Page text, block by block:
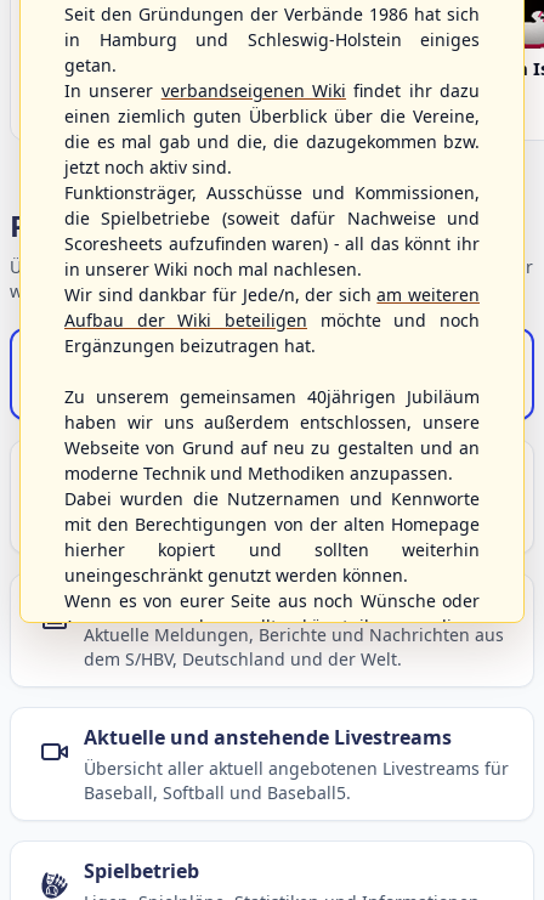
Bargenstedt
Beavers
Fehmarn
Portalbereiche
Übersicht der Verbandsbereiche – wählen Sie einen Einstieg für
weiterführende Informationen.
S/HBV-Shop
Der Onlineshop des S/HBV
Unser Sport
Grundlagen und Hintergründe zu Baseball, Softball
und Baseball5.
Berichte und Neuigkeiten
Aktuelle Meldungen, Berichte und Nachrichten aus
dem S/HBV, Deutschland und der Welt.
Aktuelle und anstehende Livestreams
Übersicht aller aktuell angebotenen Livestreams für
Baseball, Softball und Baseball5.
Spielbetrieb
Seit den Gründungen der Verbände 1986 hat sich
in Hamburg und Schleswig-Holstein einiges
getan.
In unserer verbandseigenen Wiki findet ihr dazu
einen ziemlich guten Überblick über die Vereine,
die es mal gab und die, die dazugekommen bzw.
jetzt noch aktiv sind.
Funktionsträger, Ausschüsse und Kommissionen,
die Spielbetriebe (soweit dafür Nachweise und
Scoresheets aufzufinden waren) - all das könnt ihr
in unserer Wiki noch mal nachlesen.
Wir sind dankbar für Jede/n, der sicham weiteren
Aufbau der Wiki beteiligen möchte und noch
Ergänzungen beizutragen hat.
Zu unserem gemeinsamen 40jährigen Jubiläum
haben wir uns außerdem entschlossen, unsere
Webseite von Grund auf neu zu gestalten und an
moderne Technik und Methodiken anzupassen.
Dabei wurden die Nutzernamen und Kennworte
mit den Berechtigungen von der alten Homepage
hierher kopiert und sollten weiterhin
uneingeschränkt genutzt werden können.
Wenn es von eurer Seite aus noch Wünsche oder
Anregungen geben sollte, könnt ihr uns diese
gerne an die Verbandsadresseinfo@shbvnet.de